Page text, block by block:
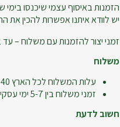
הזמנות באיסוף עצמי שיכנסו בימי
יש לוודא איתנו אפשרות להכין את
זמני יצור להזמנות עם משלוח – עד 2 ימי עסקים.
משלוח
עלות המשלוח לכל הארץ 40 ש"ח
זמני משלוח בין 5-7 ימי עסקים
חשוב לדעת